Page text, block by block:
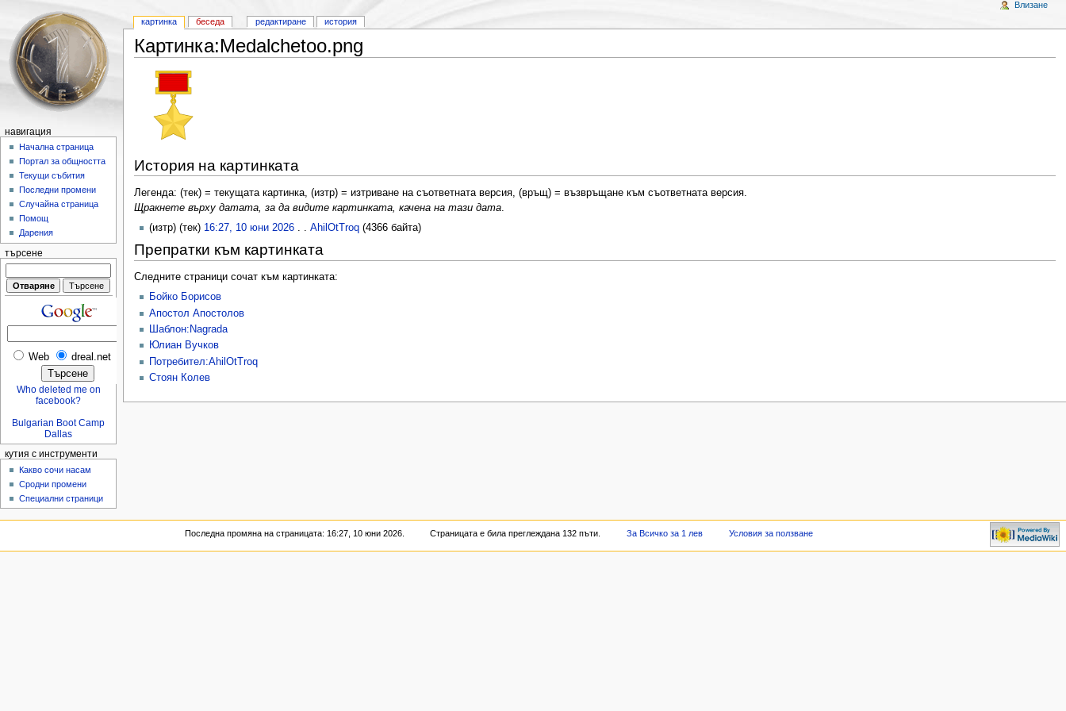
Картинка:Medalchetoo.png
История на картинката
Легенда: (тек) = текущата картинка, (изтр) = изтриване на съответната версия, (връщ) = възвръщане към съответната версия.
Щракнете върху датата, за да видите картинката, качена на тази дата.
(изтр) (тек) 16:27, 10 юни 2026. . AhilOtTroq(4366 байта)
Препратки към картинката
Следните страници сочат към картинката:
Бойко Борисов
Апостол Апостолов
Шаблон:Nagrada
Юлиан Вучков
Потребител:AhilOtTroq
Стоян Колев
картинка беседа редактиране история
Влизане
навигация
Начална страница
Портал за общността
Текущи събития
Последни промени
Случайна страница
Помощ
Дарения
търсене
Web dreal.net
Who deleted me on
facebook?
Bulgarian Boot Camp
Dallas
кутия с инструменти
Какво сочи насам
Сродни промени
Специални страници
Последна промяна на страницата: 16:27, 10 юни 2026. Страницата е била преглеждана 132 пъти. За Всичко за 1 лев Условия за ползване